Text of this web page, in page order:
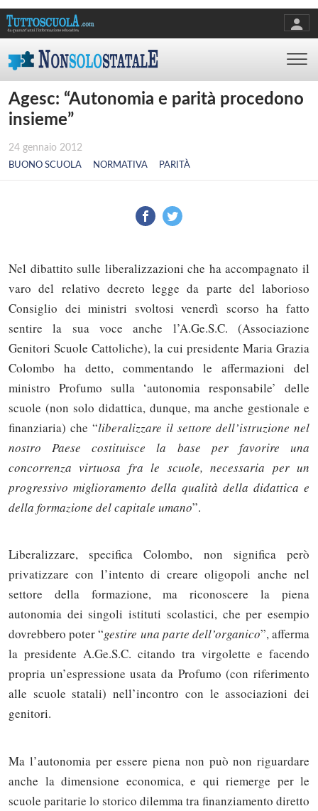
Agesc: “Autonomia e parità procedono
insieme”
24 gennaio 2012
BUONO SCUOLA NORMATIVA PARITÀ
Nel dibattito sulle liberalizzazioni che ha accompagnato il
varo del relativo decreto legge da parte del laborioso
Consiglio dei ministri svoltosi venerdì scorso ha fatto
sentire la sua voce anche l’A.Ge.S.C. (Associazione
Genitori Scuole Cattoliche), la cui presidente Maria Grazia
Colombo ha detto, commentando le affermazioni del
ministro Profumo sulla ‘autonomia responsabile’ delle
scuole (non solo didattica, dunque, ma anche gestionale e
finanziaria) che “liberalizzare il settore dell’istruzione nel
nostro Paese costituisce la base per favorire una
concorrenza virtuosa fra le scuole, necessaria per un
progressivo miglioramento della qualità della didattica e
della formazione del capitale umano”.
Liberalizzare, specifica Colombo, non significa però
privatizzare con l’intento di creare oligopoli anche nel
settore della formazione, ma riconoscere la piena
autonomia dei singoli istituti scolastici, che per esempio
dovrebbero poter “gestire una parte dell’organico”, afferma
la presidente A.Ge.S.C. citando tra virgolette e facendo
propria un’espressione usata da Profumo (con riferimento
alle scuole statali) nell’incontro con le associazioni dei
genitori.
Ma l’autonomia per essere piena non può non riguardare
anche la dimensione economica, e qui riemerge per le
scuole paritarie lo storico dilemma tra finanziamento diretto